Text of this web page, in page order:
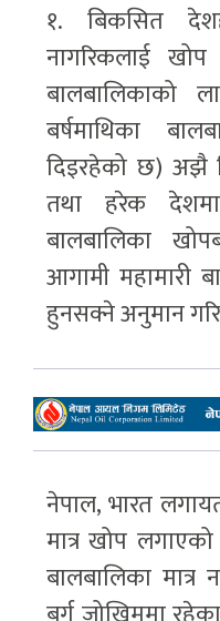
१. बिकसित
नागरिकलाई
बालबालिकाको
बर्षमाथिका
दिइरहेको छ) अझै
तथा हरेक
बालबालिका
आगामी महामारी
हुनसक्ने अनुमान
नेपाल, भारत
मात्र खोप
बालबालिका